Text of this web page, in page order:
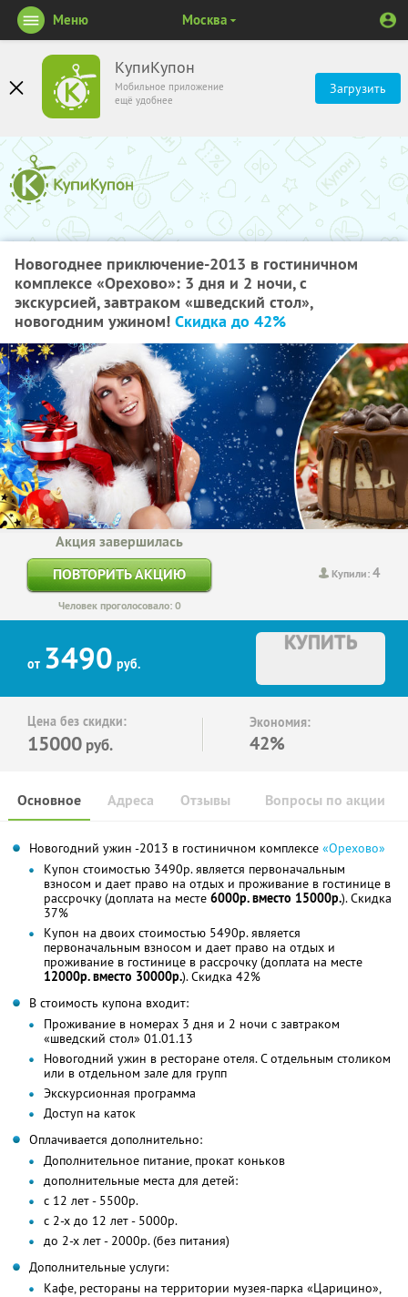
КупиКупон
Мобильное приложение
ещё удобнее
Загрузить
Меню Москва
Новогоднее приключение-2013 в гостиничном
комплексе «Орехово»: 3 дня и 2 ночи, с
экскурсией, завтраком «шведский стол»,
новогодним ужином! Скидка до 42%
Купили:4
Акция завершилась
ПОВТОРИТЬ АКЦИЮ
Человек проголосовало: 0
от 3490 руб.
КУПИТЬ
Цена без скидки:
15000 руб.
Экономия:
42%
Основное Отзывы Вопросы по акции
Адреса
Новогодний ужин -2013 в гостиничном комплексе «Орехово»
Купон стоимостью 3490р. является первоначальным
взносом и дает право на отдых и проживание в гостинице в
рассрочку (доплата на месте 6000р. вместо 15000р.). Скидка
37%
Купон на двоих стоимостью 5490р. является
первоначальным взносом и дает право на отдых и
проживание в гостинице в рассрочку (доплата на месте
12000р. вместо 30000р.). Скидка 42%
В стоимость купона входит:
Проживание в номерах 3 дня и 2 ночи с завтраком
«шведский стол» 01.01.13
Новогодний ужин в ресторане отеля. С отдельным столиком
или в отдельном зале для групп
Экскурсионная программа
Доступ на каток
Оплачивается дополнительно:
Дополнительное питание, прокат коньков
дополнительные места для детей:
с 12 лет - 5500р.
с 2-х до 12 лет - 5000р.
до 2-х лет - 2000р. (без питания)
Дополнительные услуги:
Кафе, рестораны на территории музея-парка «Царицино»,